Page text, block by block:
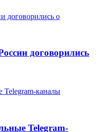
договорились
Telegram-